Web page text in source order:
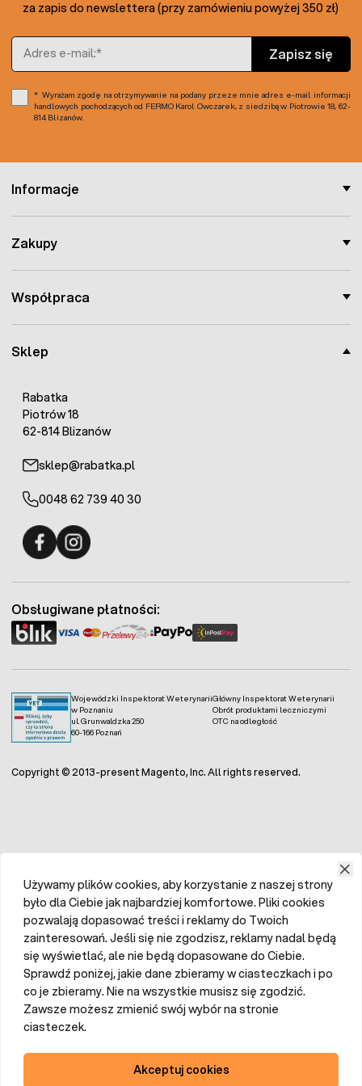
Sklep
Rabatka
Piotrów 18
62-814 Blizanów
sklep@rabatka.pl
0048 62 739 40 30
Informacje
Zakupy
Współpraca
za zapis do newslettera (przy zamówieniu powyżej 350 zł)
Adres e-mail
Zapisz się
Wyrażam zgodę na otrzymywanie na podany przeze mnie adres e-mail informacji
handlowych pochodzących od FERMO Karol Owczarek, z siedzibą w Piotrowie 18, 62-
814 Blizanów.
Wojewódzki Inspektorat Weterynarii
w Poznaniu
ul. Grunwaldzka 250
60-166 Poznań
Główny Inspektorat Weterynarii
Obrót produktami leczniczymi
OTC na odległość
Obsługiwane płatności:
Copyright © 2013-present Magento, Inc. All rights reserved.
Używamy plików cookies, aby korzystanie z naszej strony
było dla Ciebie jak najbardziej komfortowe. Pliki cookies
pozwalają dopasować treści i reklamy do Twoich
zainteresowań. Jeśli się nie zgodzisz, reklamy nadal będą
się wyświetlać, ale nie będą dopasowane do Ciebie.
Sprawdź poniżej, jakie dane zbieramy w ciasteczkach i po
co je zbieramy. Nie na wszystkie musisz się zgodzić.
Zawsze możesz zmienić swój wybór na stronie
ciasteczek.
Akceptuj cookies